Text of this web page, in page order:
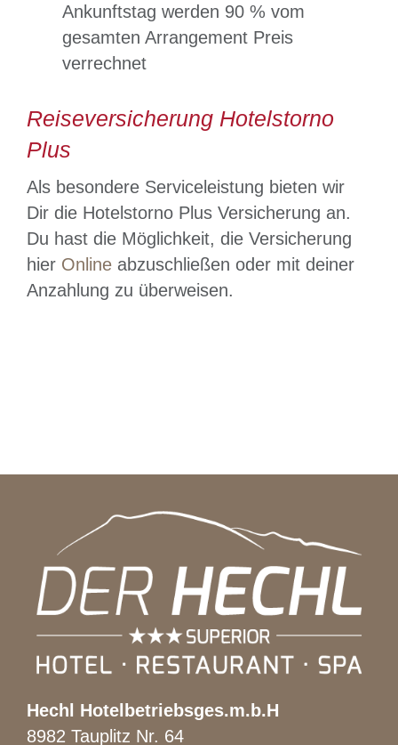
Ankunftstag werden 90 % vom
gesamten Arrangement Preis
verrechnet
Reiseversicherung Hotelstorno
Plus
Als besondere Serviceleistung bieten wir
Dir die Hotelstorno Plus Versicherung an.
Du hast die Möglichkeit, die Versicherung
hier Onlineabzuschließen oder mit deiner
Anzahlung zu überweisen.
Hechl Hotelbetriebsges.m.b.H
8982 Tauplitz Nr. 64